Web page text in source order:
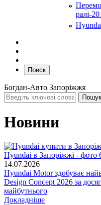
ралі-
Поиск
Богдан-Авто Запоріжжя
Новини
14.07.2026
Hyundai Motor здобуває
Design Concept 2026 за
майбутнього
Докладніше